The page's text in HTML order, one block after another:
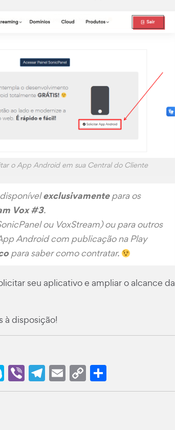
o App Android em sua Central do Cliente
exclusivamentepara os
Vox #3.
ou VoxStream) ou para outros
Android com publicação na Play
para saber como contratar.
seu aplicativo e ampliar o alcance da
à disposição!
Skype
ViberTelegram
Email
Copy
Link